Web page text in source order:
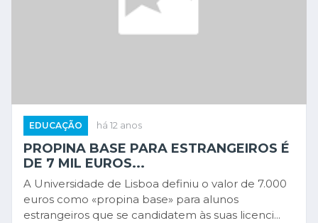
EDUCAÇÃO há 12 anos
PROPINA BASE PARA ESTRANGEIROS É
DE 7 MIL EUROS...
A Universidade de Lisboa definiu o valor de 7.000
euros como «propina base» para alunos
estrangeiros que se candidatem às suas licenci...